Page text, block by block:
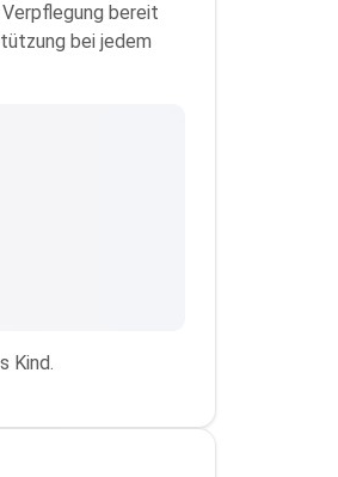
bereit
bei jedem
Kind.